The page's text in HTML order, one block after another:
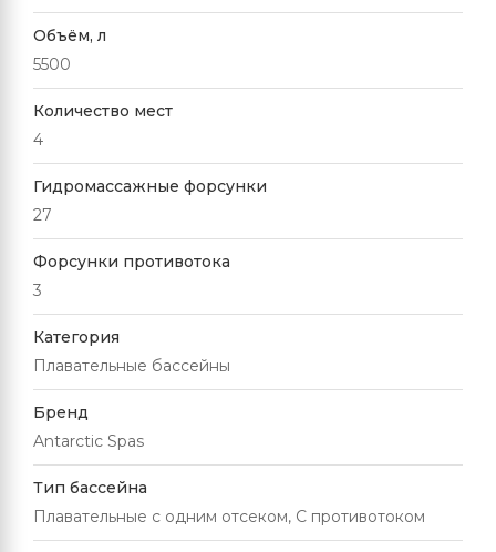
Объём, л
5500
Количество мест
4
Гидромассажные форсунки
27
Форсунки противотока
3
Категория
Плавательные бассейны
Бренд
Antarctic Spas
Тип бассейна
Плавательные с одним отсеком, С противотоком